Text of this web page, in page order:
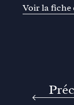
Voir la fiche